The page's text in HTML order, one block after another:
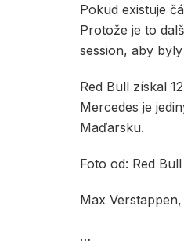
Pokud existuje
Protože je to
session, aby
Red Bull získal
Mercedes je
Maďarsku.
Foto od: Red
Max Verstappen,
…